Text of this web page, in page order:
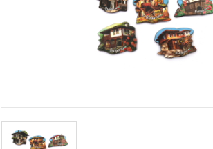
forgalmat,
relevánsabb
tartalmat